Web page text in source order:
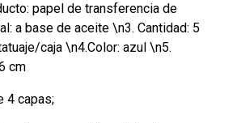
papel de transferencia de
a base de aceite \n3. Cantidad: 5
caja \n4.Color: azul \n5.
cm
4 capas;